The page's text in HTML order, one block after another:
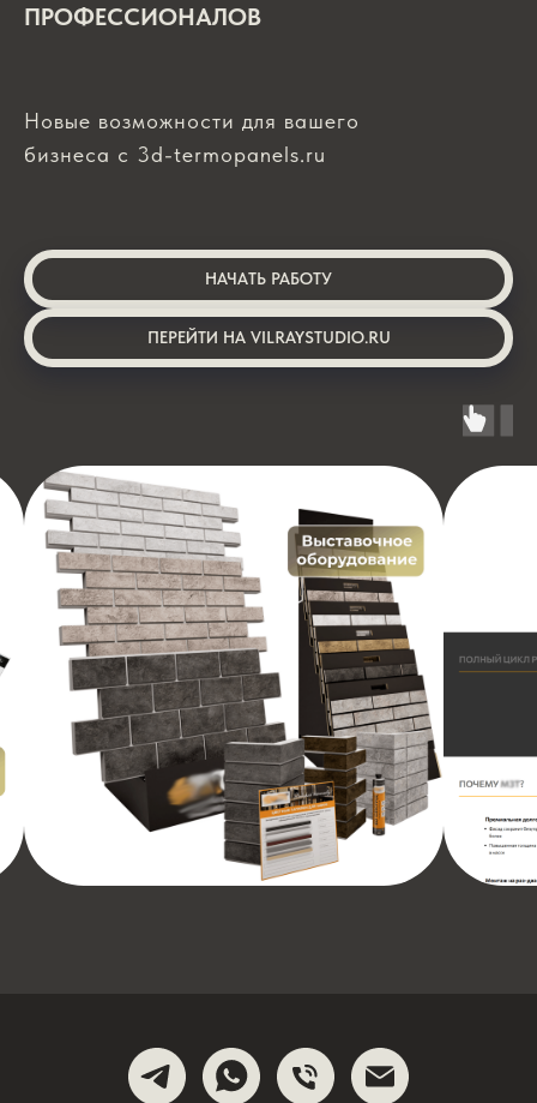
ПРОФЕССИОНАЛОВ
Новые возможности для вашего
бизнеса с 3d-termopanels.ru
НАЧАТЬ РАБОТУ
ПЕРЕЙТИ НА VILRAYSTUDIO.RU